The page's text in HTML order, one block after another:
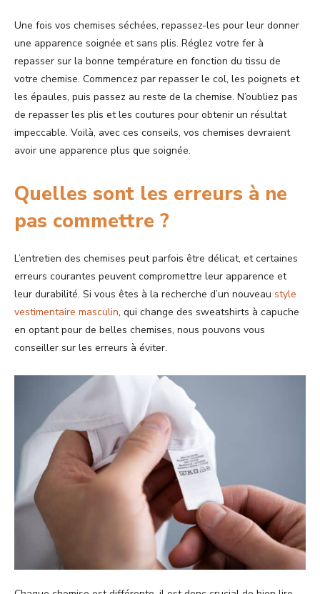
Une fois vos chemises séchées, repassez-les pour leur donner
une apparence soignée et sans plis. Réglez votre fer à
repasser sur la bonne température en fonction du tissu de
votre chemise. Commencez par repasser le col, les poignets et
les épaules, puis passez au reste de la chemise. N’oubliez pas
de repasser les plis et les coutures pour obtenir un résultat
impeccable. Voilà, avec ces conseils, vos chemises devraient
avoir une apparence plus que soignée.
Quelles sont les erreurs à ne
pas commettre ?
L’entretien des chemises peut parfois être délicat, et certaines
erreurs courantes peuvent compromettre leur apparence et
leur durabilité. Si vous êtes à la recherche d’un nouveau style
vestimentaire masculin, qui change des sweatshirts à capuche
en optant pour de belles chemises, nous pouvons vous
conseiller sur les erreurs à éviter.